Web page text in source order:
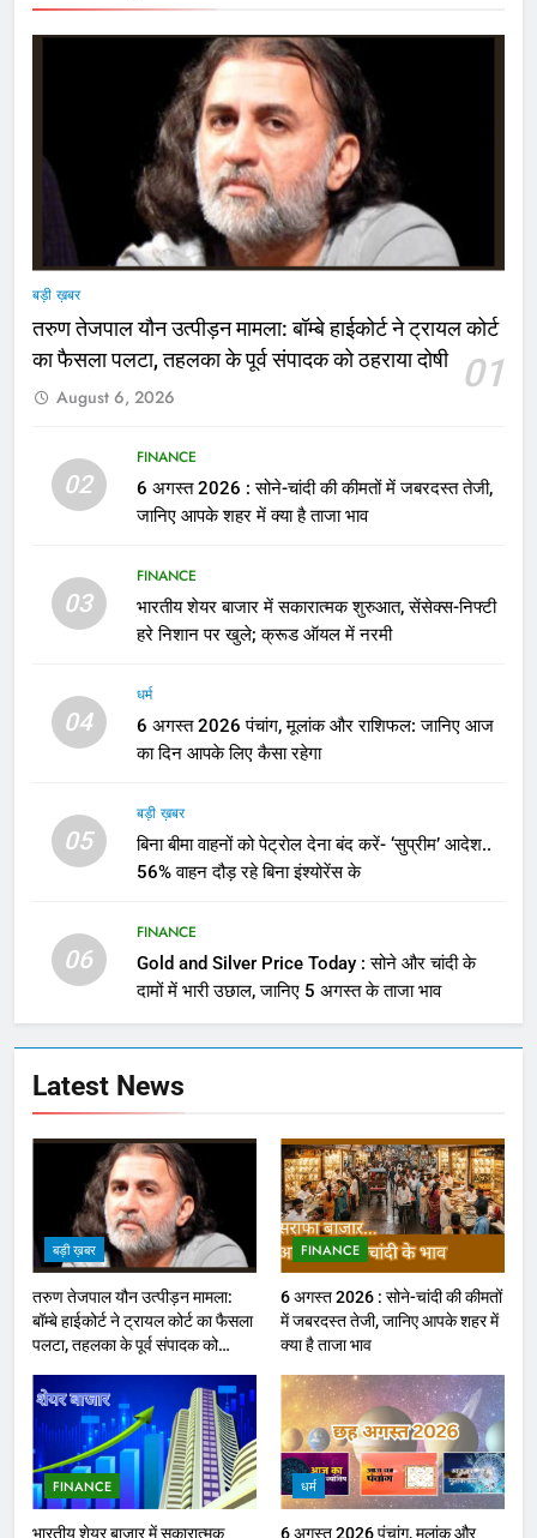
बड़ी ख़बर
तरुण तेजपाल यौन उत्पीड़न मामला: बॉम्बे हाईकोर्ट ने ट्रायल कोर्ट
का फैसला पलटा, तहलका के पूर्व संपादक को ठहराया दोषी
01
August 6, 2026
02
FINANCE
6 अगस्त 2026 : सोने-चांदी की कीमतों में जबरदस्त तेजी,
जानिए आपके शहर में क्या है ताजा भाव
03
FINANCE
भारतीय शेयर बाजार में सकारात्मक शुरुआत, सेंसेक्स-निफ्टी
हरे निशान पर खुले; क्रूड ऑयल में नरमी
04
धर्म
6 अगस्त 2026 पंचांग, मूलांक और राशिफल: जानिए आज
का दिन आपके लिए कैसा रहेगा
05
बड़ी ख़बर
बिना बीमा वाहनों को पेट्राेल देना बंद करें- ‘सुप्रीम’ आदेश..
56% वाहन दौड़ रहे बिना इंश्योरेंस के
06
FINANCE
Gold and Silver Price Today : सोने और चांदी के
दामों में भारी उछाल, जानिए 5 अगस्त के ताजा भाव
Latest News
बड़ी ख़बर
तरुण तेजपाल यौन उत्पीड़न मामला:
बॉम्बे हाईकोर्ट ने ट्रायल कोर्ट का फैसला
पलटा, तहलका के पूर्व संपादक को
FINANCE
6 अगस्त 2026 : सोने-चांदी की कीमतों
में जबरदस्त तेजी, जानिए आपके शहर में
क्या है ताजा भाव
FINANCE
भारतीय शेयर बाजार में सकारात्मक
धर्म
6 अगस्त 2026 पंचांग, मूलांक और